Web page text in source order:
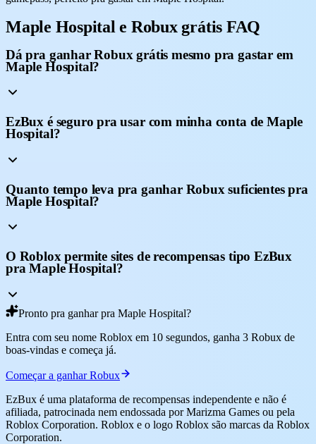
Maple Hospital e Robux grátis FAQ
Dá pra ganhar Robux grátis mesmo pra gastar em
Maple Hospital?
EzBux é seguro pra usar com minha conta de Maple
Hospital?
Quanto tempo leva pra ganhar Robux suficientes pra
Maple Hospital?
O Roblox permite sites de recompensas tipo EzBux
pra Maple Hospital?
Pronto pra ganhar pra Maple Hospital?
Entra com seu nome Roblox em 10 segundos, ganha 3 Robux de
boas-vindas e começa já.
Começar a ganhar Robux
EzBux é uma plataforma de recompensas independente e não é
afiliada, patrocinada nem endossada por Marizma Games ou pela
Roblox Corporation. Roblox e o logo Roblox são marcas da Roblox
Corporation.